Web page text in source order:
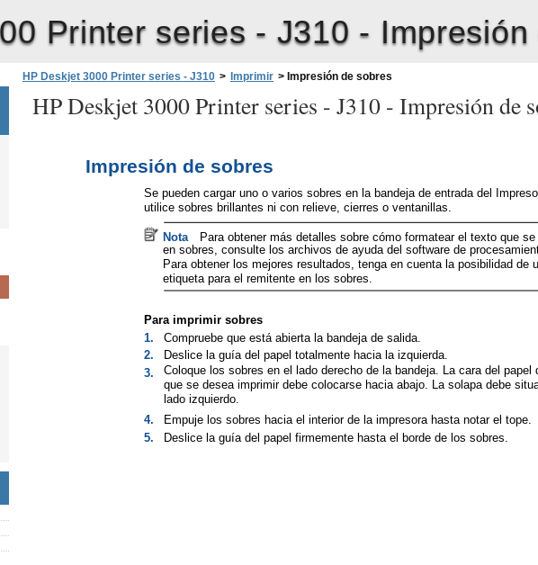
Printer series - J310 -
HP Deskjet 3000 Printer series - J310 > Imprimir > Impresión de sobres
HP Deskjet 3000 Printer series - J310 - Impresión de
Impresión de sobres
Se pueden cargar uno o varios sobres en la bandeja de entrada del
utilice sobres brillantes ni con relieve, cierres o ventanillas.
Nota
Para obtener más detalles sobre cómo formatear el texto que
en sobres, consulte los archivos de ayuda del software de
Para obtener los mejores resultados, tenga en cuenta la posibilidad de
etiqueta para el remitente en los sobres.
Para imprimir sobres
1.
Compruebe que está abierta la bandeja de salida.
2.
Deslice la guía del papel totalmente hacia la izquierda.
3.
Coloque los sobres en el lado derecho de la bandeja. La cara del papel
que se desea imprimir debe colocarse hacia abajo. La solapa debe
lado izquierdo.
4.
Empuje los sobres hacia el interior de la impresora hasta notar el tope.
5.
Deslice la guía del papel firmemente hasta el borde de los sobres.